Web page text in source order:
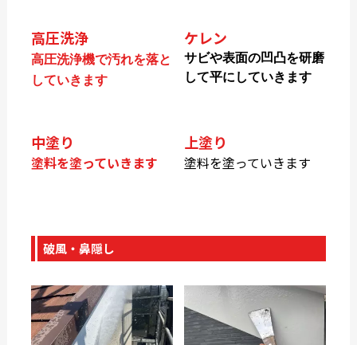
高圧洗浄
高圧洗浄機で汚れを落と
していきます
ケレン
サビや表面の凹凸を研磨
して平にしていきます
中塗り
塗料を塗っていきます
上塗り
塗料を塗っていきます
破風・鼻隠し